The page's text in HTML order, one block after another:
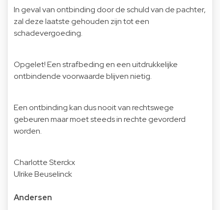
In geval van ontbinding door de schuld van de pachter,
zal deze laatste gehouden zijn tot een
schadevergoeding.
Opgelet! Een strafbeding en een uitdrukkelijke
ontbindende voorwaarde blijven nietig.
Een ontbinding kan dus nooit van rechtswege
gebeuren maar moet steeds in rechte gevorderd
worden.
Charlotte Sterckx
Ulrike Beuselinck
Andersen